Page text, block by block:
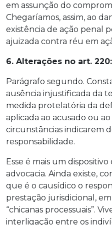
em assunção do
Chegaríamos, assim, ao
existência de ação penal
ajuizada contra réu em
6. Alterações no art. 220:
Parágrafo segundo.
ausência injustificada da
medida protelatória da
aplicada ao acusado ou
circunstâncias indicarem
responsabilidade.
Esse é mais um
advocacia. Ainda existe,
que é o causídico o
prestação jurisdicional,
“chicanas processuais”.
interligação entre os